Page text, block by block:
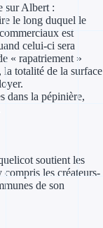
Aides Région
Aides Région
Aides Région
Aides Région
Aides Région
Aides Région
sur Albert :
le long duquel le
est
celui-ci sera
« rapatriement »
la totalité de la surface
dans la pépinière,
soutient les
compris les créateurs-
de son